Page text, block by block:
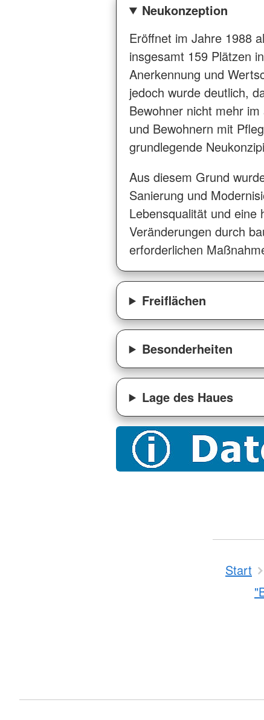
Neukonzeption
Eröffnet im Jahre 1988
insgesamt 159 Plätzen
Anerkennung und
jedoch wurde deutlich,
Bewohner nicht mehr
und Bewohnern mit
grundlegende
Aus diesem Grund
Sanierung und
Lebensqualität und eine
Veränderungen durch
erforderlichen
Freiflächen
Besonderheiten
Lage des Haues
Start